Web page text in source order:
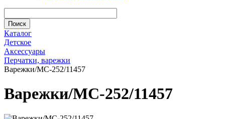
Каталог
Детское
Аксессуары
Перчатки, варежки
Варежки/МС-252/11457
Варежки/МС-252/11457